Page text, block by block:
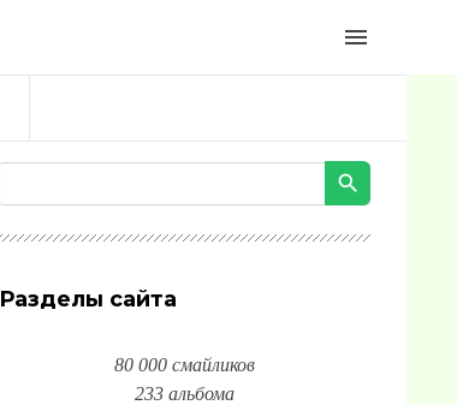
menu
Разделы сайта
80 000 смайликов
233 альбома